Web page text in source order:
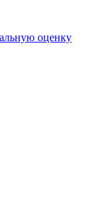
оценку